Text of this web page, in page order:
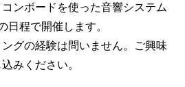
ンボードを使った音響システム
日程で開催します。
グの経験は問いません。ご興味
みください。